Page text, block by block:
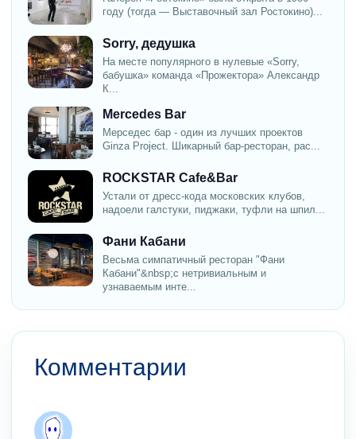
году (тогда — Выставочный зал Ростокино)...
Sorry, дедушка
На месте популярного в нулевые «Sorry,
бабушка» команда «Прожектора» Александр
К...
Mercedes Bar
Мерседес бар - один из лучших проектов
Ginza Project. Шикарный бар-ресторан, рас...
ROCKSTAR Cafe&Bar
Устали от дресс-кода московских клубов,
надоели галстуки, пиджаки, туфли на шпил...
Фани Кабани
Весьма симпатичный ресторан "Фани
Кабани"&nbsp;с нетривиальным и
узнаваемым инте...
Комментарии